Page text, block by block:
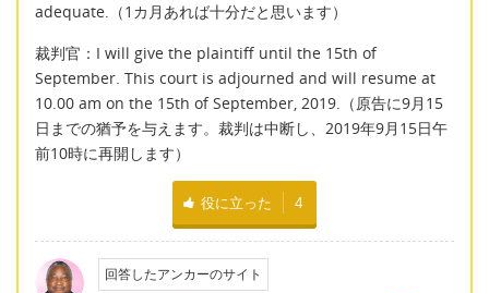
adequate.（1カ月あれば十分だと思います）
裁判官：I will give the plaintiff until the 15th of
September. This court is adjourned and will resume at
10.00 am on the 15th of September, 2019.（原告に9月15
日までの猶予を与えます。裁判は中断し、2019年9月15日午
前10時に再開します）
役に立った 4
回答したアンカーのサイト